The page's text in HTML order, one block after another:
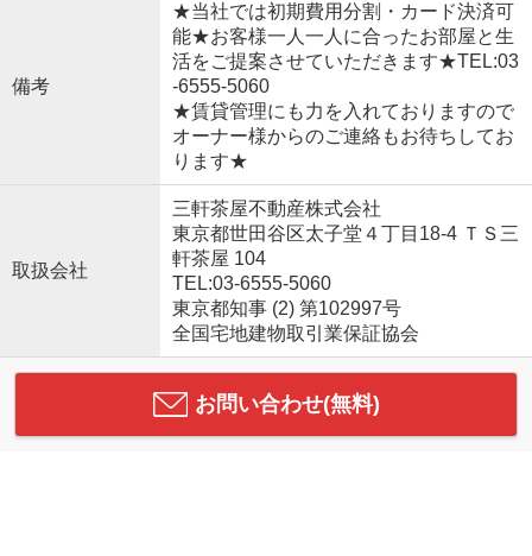
備考
★当社では初期費用分割・カード決済可
能★お客様一人一人に合ったお部屋と生
活をご提案させていただきます★TEL:03
-6555-5060
★賃貸管理にも力を入れておりますので
オーナー様からのご連絡もお待ちしてお
ります★
取扱会社
三軒茶屋不動産株式会社
東京都世田谷区太子堂４丁目18-4 ＴＳ三
軒茶屋 104
TEL:03-6555-5060
東京都知事 (2) 第102997号
全国宅地建物取引業保証協会
お問い合わせ(無料)